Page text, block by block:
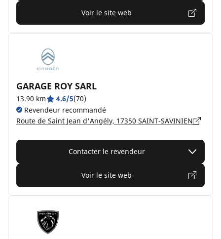
Voir le site web
GARAGE ROY SARL
13.90 km 4.6/5(70)
Revendeur recommandé
Route de Saint Jean d'Angély, 17350 SAINT-SAVINIEN
Contacter le revendeur
Voir le site web